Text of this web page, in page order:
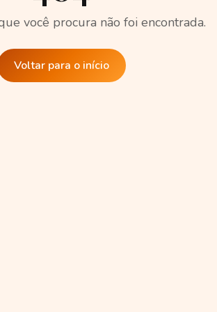
você procura não foi encontrada.
Voltar para o início